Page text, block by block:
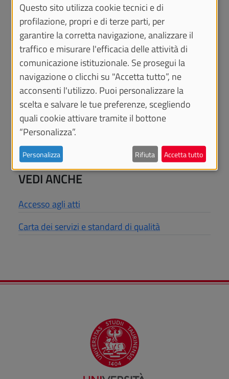
DOCUMENTI
Regolamento di attuazione della legge 7
agosto 1990, n. 241, in materia di
procedimenti amministrativi e di accesso ai
documenti amministrativi (D.R. 4115 del
30/11/2017) e tariffario (D.R. n. 2618/2016)
Tabella dei procedimenti amministrativi di
competenza delle strutture dell'Ateneo -
individuazione dei termini per la conclusione"
(D. R. n. 8978 del 06/12/2024)
VEDI ANCHE
Accesso agli atti
Carta dei servizi e standard di qualità
Questo sito utilizza cookie tecnici e di
profilazione, propri e di terze parti, per
garantire la corretta navigazione, analizzare il
traffico e misurare l'efficacia delle attività di
comunicazione istituzionale. Se prosegui la
navigazione o clicchi su "Accetta tutto”, ne
acconsenti l'utilizzo. Puoi personalizzare la
scelta e salvare le tue preferenze, scegliendo
quali cookie attivare tramite il bottone
“Personalizza”.
Personalizza Rifiuta Accetta tutto